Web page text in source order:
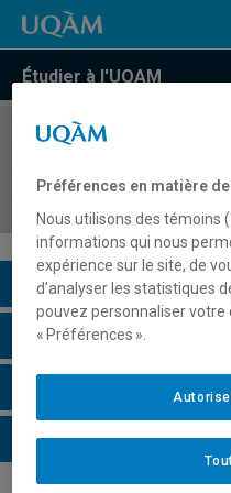
Étudier à l'UQAM
COURS//
numérique
Description du cours
Horaire - Été 2026
Horaire - Automne 2026
Horaire - Hiver 2027
Préférences en matière
Nous utilisons des témoins
informations qui nous
expérience sur le site, de
d’analyser les statistiques
pouvez personnaliser votre
« Préférences ».